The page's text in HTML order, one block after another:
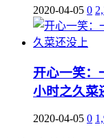
2020-04-05 0
开心一笑：
小时之久菜
2020-04-05 0